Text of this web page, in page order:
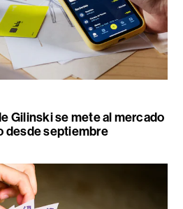
Gilinski se mete al mercado
desde septiembre